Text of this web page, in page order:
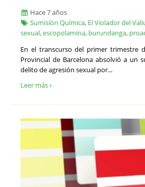
Hace 7 años
Sumisión Química, El Violador del
sexual,escopolamina, burundanga,
En el transcurso del primer trimestre
Provincial de Barcelona absolvió a un
delito de agresión sexual por...
Leer más